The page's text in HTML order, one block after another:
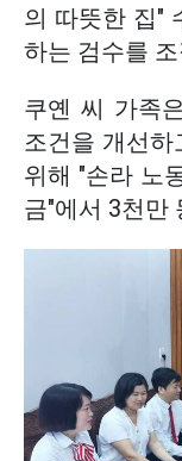
의 따뜻한 집"
하는 검수를
쿠옌 씨 가족
조건을 개선하
위해 "손라 노
금"에서 3천만